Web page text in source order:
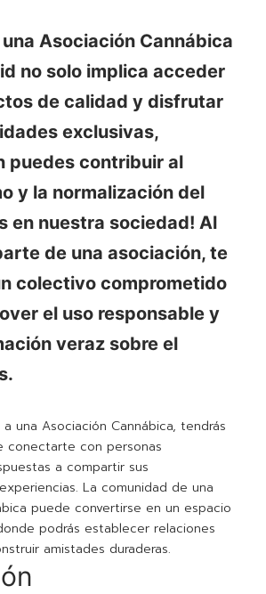
Asociación Cannábica
no solo implica acceder
de calidad y disfrutar
exclusivas,
puedes contribuir al
y la normalización del
en nuestra sociedad! Al
de una asociación, te
colectivo comprometido
el uso responsable y
veraz sobre el
una Asociación Cannábica, tendrás
conectarte con personas
a compartir sus
La comunidad de una
puede convertirse en un espacio
podrás establecer relaciones
amistades duraderas.